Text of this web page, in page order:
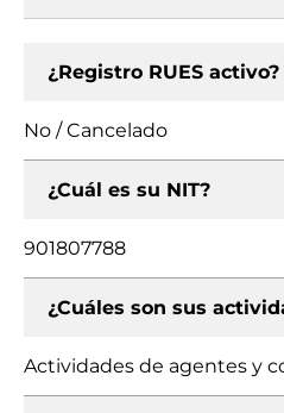
¿Registro RUES activo?
No / Cancelado
¿Cuál es su NIT?
901807788
¿Cuáles son sus
Actividades de agentes y